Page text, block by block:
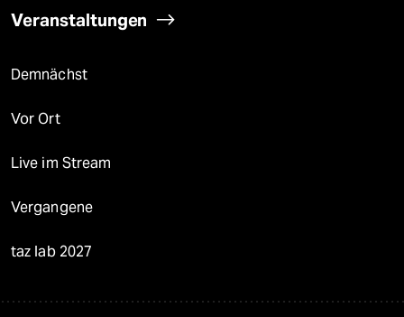
Veranstaltungen
Demnächst
Vor Ort
Live im Stream
Vergangene
taz lab 2027